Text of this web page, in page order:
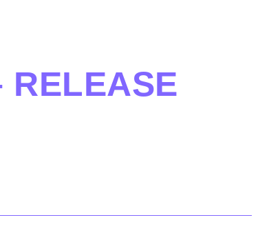
RELEASE